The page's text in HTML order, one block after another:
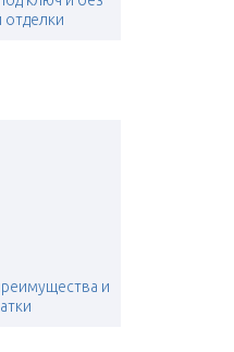
отделки
и